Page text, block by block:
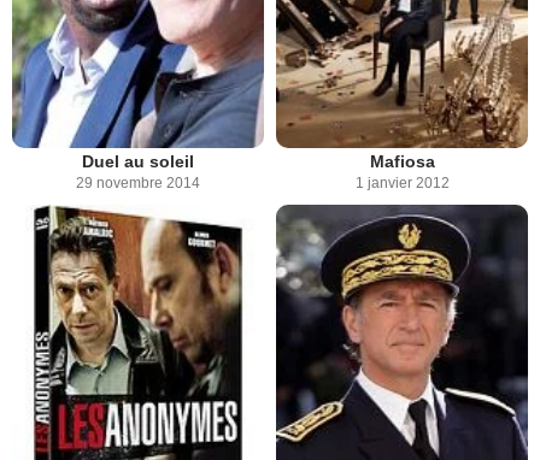
Duel au soleil
29 novembre 2014
Mafiosa
1 janvier 2012